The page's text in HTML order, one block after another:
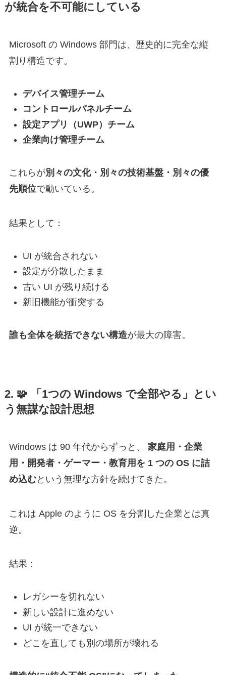
が統合を不可能にしている
Microsoft の Windows 部門は、歴史的に完全な縦
割り構造です。
デバイス管理チーム
コントロールパネルチーム
設定アプリ（UWP）チーム
企業向け管理チーム
これらが別々の文化・別々の技術基盤・別々の優
先順位で動いている。
結果として：
UI が統合されない
設定が分散したまま
古い UI が残り続ける
新旧機能が衝突する
誰も全体を統括できない構造が最大の障害。
2. 🧩
「1つの Windows で全部やる」とい
う無謀な設計思想
Windows は 90 年代からずっと、 家庭用・企業
用・開発者・ゲーマー・教育用を 1 つの OS に詰
め込むという無理な方針を続けてきた。
これは Apple のように OS を分割した企業とは真
逆。
結果：
レガシーを切れない
新しい設計に進めない
UI が統一できない
どこを直しても別の場所が壊れる